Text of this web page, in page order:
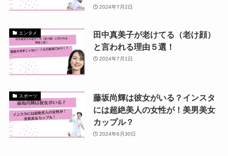
2024年7月2日
エンタメ
田中真美子が老けてる（老け顔）
と言われる理由５選！
2024年7月1日
スポーツ
藤坂尚輝は彼女がいる？インスタ
には超絶美人の女性が！美男美女
カップル？
2024年6月30日